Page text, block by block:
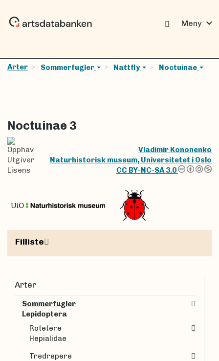
Meny expand_more
Arter Sommerfugler Nattfly Noctuinae
Noctuinae 3
Opphav
Vladimir Kononenko
Utgiver
Naturhistorisk museum, Universitetet i Oslo
Lisens
CC BY-NC-SA 3.0
Filliste
Arter
Sommerfugler
Lepidoptera
Rotetere
Hepialidae
Tredrepere